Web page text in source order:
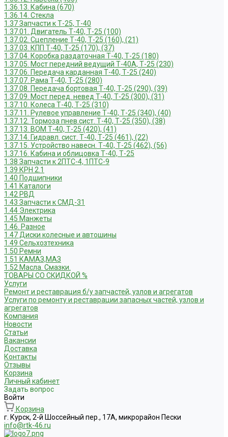
1.36.13. Кабина (670)
1.36.14. Стекла
1.37 Запчасти к Т-25, Т-40
1.37.01. Двигатель Т-40, Т-25 (100)
1.37.02. Сцепление Т-40, Т-25 (160), (21)
1.37.03. КПП Т-40, Т-25 (170), (37)
1.37.04. Коробка раздаточная Т-40, Т-25 (180)
1.37.05. Мост передний ведущий Т-40А, Т-25 (230)
1.37.06. Передача карданная Т-40, Т-25 (240)
1.37.07. Рама Т-40, Т-25 (280)
1.37.08. Передача бортовая Т-40, Т-25 (290), (39)
1.37.09. Мост перед. невед Т-40, Т-25 (300), (31)
1.37.10. Колеса Т-40, Т-25 (310)
1.37.11. Рулевое управление Т-40, Т-25 (340), (40)
1.37.12. Тормоза пнев.сист. Т-40, Т-25 (350), (38)
1.37.13. ВОМ Т-40, Т-25 (420), (41)
1.37.14. Гидравл. сист. Т-40, Т-25 (461), (22)
1.37.15. Устройство навесн. Т-40, Т-25 (462), (56)
1.37.16. Кабина и облицовка Т-40, Т-25
1.38 Запчасти к 2ПТС-4, 1ПТС-9
1.39 КРН 2.1
1.40 Подшипники
1.41 Каталоги
1.42 РВД
1.43 Запчасти к СМД-31
1.44 Электрика
1.45 Манжеты
1.46. Разное
1.47 Диски колесные и автошины
1.49 Сельхозтехника
1.50 Ремни
1.51 КАМАЗ,МАЗ
1.52 Масла. Смазки.
ТОВАРЫ СО СКИДКОЙ %
Услуги
Ремонт и реставрация б/у запчастей, узлов и агрегатов
Услуги по ремонту и реставрации запасных частей, узлов и
агрегатов
Компания
Новости
Статьи
Вакансии
Доставка
Контакты
Отзывы
Корзина
Личный кабинет
Задать вопрос
Войти
Корзина
г. Курск, 2-й Шоссейный пер., 17А, микрорайон Пески
info@rtk-46.ru